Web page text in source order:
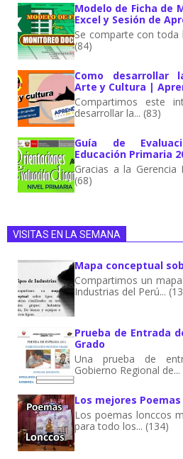
Modelo de Ficha de
Excel y Sesión de
Se comparte con toda
(84)
Como desarrollar
Arte y Cultura |
Compartimos este
desarrollar la... (83)
Guía de
Educación Primaria
Gracias a la Gerencia
(68)
VISITAS EN LA SEMANA
Mapa conceptual
Compartimos un
Industrias del Perú...
Prueba de Entrada
Grado
Una prueba de
Gobierno Regional de...
Los mejores
Los poemas lonccos
para todo los... (134)